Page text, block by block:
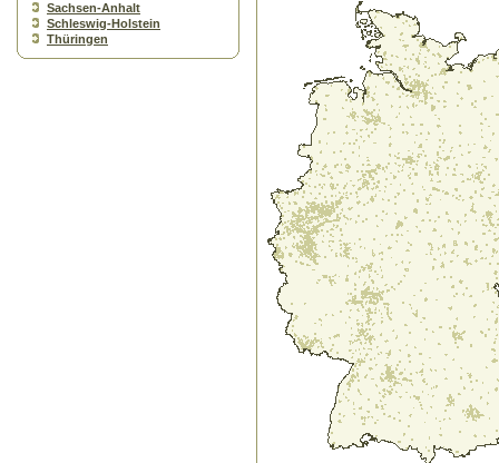
Sachsen-Anhalt
Schleswig-Holstein
Thüringen